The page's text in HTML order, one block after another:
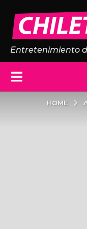
Entretenimiento
HOME